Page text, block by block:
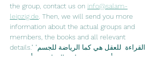
the group, contact us on info@salam-
leipzig.de . Then, we will send you more
information about the actual groups and
members, the books and all relevant
details."القراءة  للعقل هي كما الرياضة للجسم"
جوزيف أديسون في نادي القراءة نقرأ سوية